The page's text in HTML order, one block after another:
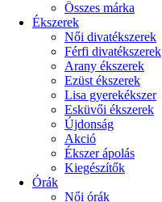
Összes márka
Ékszerek
Női divatékszerek
Férfi divatékszerek
Arany ékszerek
Ezüst ékszerek
Lisa gyerekékszer
Esküvői ékszerek
Újdonság
Akció
Ékszer ápolás
Kiegészítők
Órák
Női órák